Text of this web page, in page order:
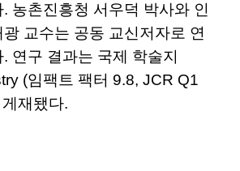
농촌진흥청 서우덕 박사와 인
교수는 공동 교신저자로 연
연구 결과는 국제 학술지
(임팩트 팩터 9.8, JCR Q1
재됐다.